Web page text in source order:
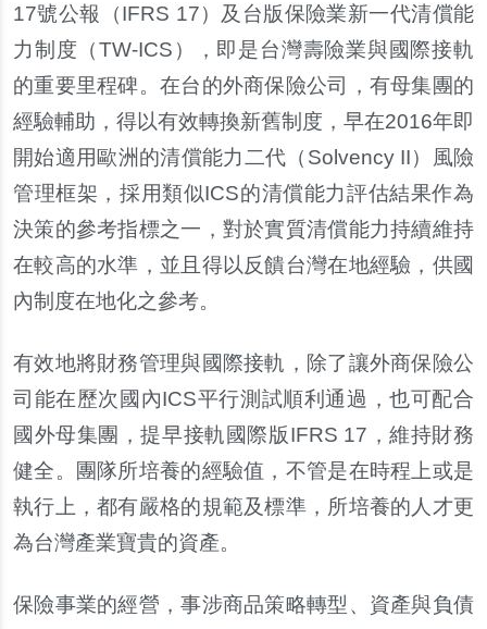
17號公報（IFRS 17）及台版保險業新一代清償能
力制度（TW-ICS），即是台灣壽險業與國際接軌
的重要里程碑。在台的外商保險公司，有母集團的
經驗輔助，得以有效轉換新舊制度，早在2016年即
開始適用歐洲的清償能力二代（Solvency II）風險
管理框架，採用類似ICS的清償能力評估結果作為
決策的參考指標之一，對於實質清償能力持續維持
在較高的水準，並且得以反饋台灣在地經驗，供國
內制度在地化之參考。
有效地將財務管理與國際接軌，除了讓外商保險公
司能在歷次國內ICS平行測試順利通過，也可配合
國外母集團，提早接軌國際版IFRS 17，維持財務
健全。團隊所培養的經驗值，不管是在時程上或是
執行上，都有嚴格的規範及標準，所培養的人才更
為台灣產業寶貴的資產。
保險事業的經營，事涉商品策略轉型、資產與負債